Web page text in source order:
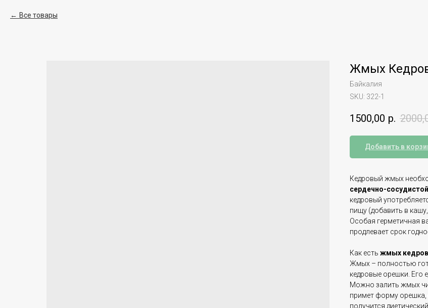
Все товары
Жмых
Байкалия
SKU: 322-1
1500,00 р.
Добавить в
Кедровый жмых
сердечно-
кедровый
пищу (добавить в кашу,
Особая герметичная
продлевает срок
Как есть жмых
Жмых – полностью
кедровые орешки. Его
Можно залить жмых
примет форму
получится